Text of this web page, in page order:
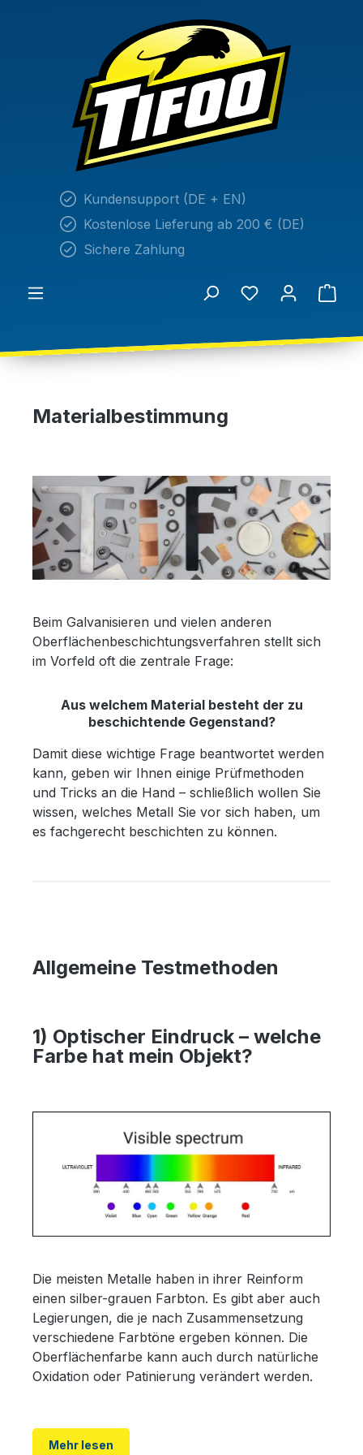
Kundensupport (DE + EN)
Kostenlose Lieferung ab 200 € (DE)
Sichere Zahlung
Materialbestimmung
Beim Galvanisieren und vielen anderen
Oberflächenbeschichtungsverfahren stellt sich
im Vorfeld oft die zentrale Frage:
Aus welchem Material besteht der zu
beschichtende Gegenstand?
Damit diese wichtige Frage beantwortet werden
kann, geben wir Ihnen einige Prüfmethoden
und Tricks an die Hand – schließlich wollen Sie
wissen, welches Metall Sie vor sich haben, um
es fachgerecht beschichten zu können.
Allgemeine Testmethoden
1) Optischer Eindruck – welche
Farbe hat mein Objekt?
Die meisten Metalle haben in ihrer Reinform
einen silber-grauen Farbton. Es gibt aber auch
Legierungen, die je nach Zusammensetzung
verschiedene Farbtöne ergeben können. Die
Oberflächenfarbe kann auch durch natürliche
Oxidation oder Patinierung verändert werden.
eines Materials die Kombination der reflektierten
Mehr lesen